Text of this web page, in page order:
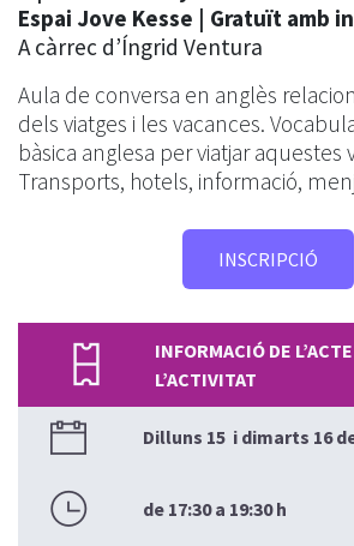
Espai Jove Kesse | Gratuït amb
A càrrec d’Íngrid Ventura
Aula de conversa en anglès
dels viatges i les vacances.
bàsica anglesa per viatjar aquestes
Transports, hotels, informació,
INSCRIPCIÓ
INFORMACIÓ DE
L’ACTIVITAT
Dilluns 15 i dimarts 16
de 17:30 a 19:30 h